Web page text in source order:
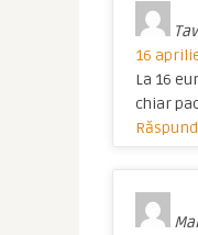
16
La 16
chiar